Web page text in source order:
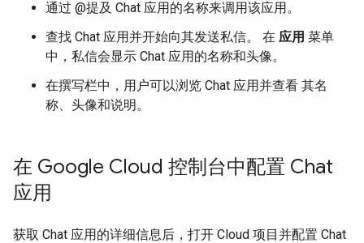
通过 @提及 Chat 应用的名称来调用该应用。
查找 Chat 应用并开始向其发送私信。 在 应用 菜单
中，私信会显示 Chat 应用的名称和头像。
在撰写栏中，用户可以浏览 Chat 应用并查看 其名
称、头像和说明。
在 Google Cloud 控制台中配置 Chat
应用
获取 Chat 应用的详细信息后，打开 Cloud 项目并配置 Chat